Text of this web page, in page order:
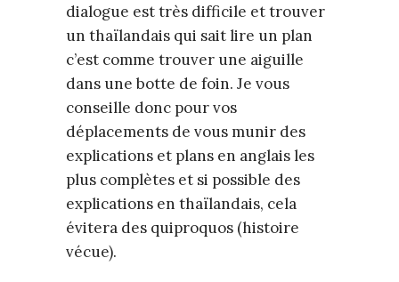
dialogue est très difficile et trouver
un thaïlandais qui sait lire un plan
c’est comme trouver une aiguille
dans une botte de foin. Je vous
conseille donc pour vos
déplacements de vous munir des
explications et plans en anglais les
plus complètes et si possible des
explications en thaïlandais, cela
évitera des quiproquos (histoire
vécue).